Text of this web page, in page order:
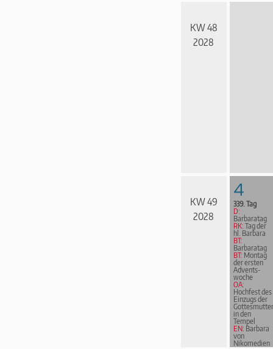
KW 48
2028
KW 49
2028
4
339. Tag
D:
Barbaratag
RK: Tag der
hl. Barbara
BT:
Barbaratag
BT: Montag
der ersten
Advents­
woche
OA:
Hochfest des
Einzugs der
Gottesmutter
in den
Tempel
EN: Barbara
von
Nikomedien